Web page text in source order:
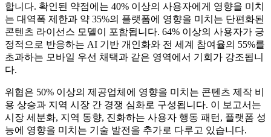
합니다. 확인된 약점에는 40% 이상의 사용자에게 영향을 미치
는 대역폭 제한과 약 35%의 플랫폼에 영향을 미치는 단편화된
콘텐츠 라이선스 모델이 포함됩니다. 64% 이상의 사용자가 긍
정적으로 반응하는 AI 기반 개인화와 전 세계 참여율의 55%를
초과하는 모바일 우선 채택과 같은 영역에서 기회가 강조됩니
다.
위협은 50% 이상의 제공업체에 영향을 미치는 콘텐츠 제작 비
용 상승과 지역 시장 간 경쟁 심화로 구성됩니다. 이 보고서는
시장 세분화, 지역 동향, 진화하는 사용자 행동 패턴, 플랫폼 성
능에 영향을 미치는 기술 발전을 추가로 다루고 있습니다.